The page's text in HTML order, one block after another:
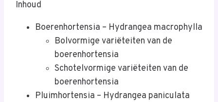
Inhoud
Boerenhortensia – Hydrangea macrophylla
Bolvormige variëteiten van de
boerenhortensia
Schotelvormige variëteiten van de
boerenhortensia
Pluimhortensia – Hydrangea paniculata